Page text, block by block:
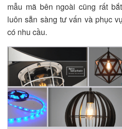
mẫu mã bên ngoài cũng rất
luôn sẵn sàng tư vấn và phục
có nhu cầu.